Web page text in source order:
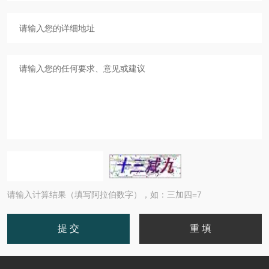
请输入计算结果（填写阿拉伯数字），如：三加四=7